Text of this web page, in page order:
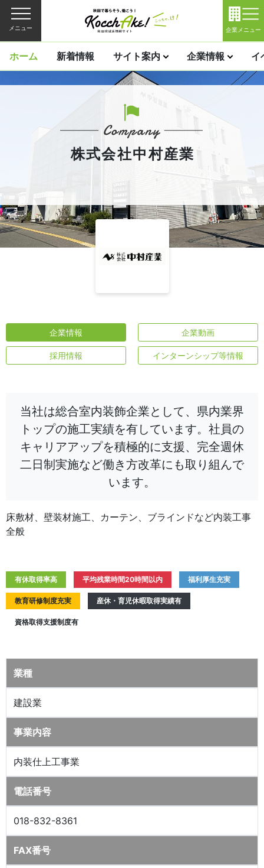
メニュー 企業メニュー
ホーム 新着情報 サイト案内 企業情報 イ
株式会社中村産業
企業情報 企業動画
採用情報 インターンシップ等情報
当社は総合室内装飾企業として、県内業界
トップの施工実績を有しています。社員の
キャリアアップを積極的に支援、完全週休
二日制実施など働き方改革にも取り組んで
います。
床敷材、壁装材施工、カーテン、ブラインドなど内装工事
全般
有休取得率高 平均残業時間20時間以内 福利厚生充実
教育研修制度充実 産休・育児休暇取得実績有
資格取得支援制度有
業種
建設業
事業内容
内装仕上工事業
電話番号
018-832-8361
FAX番号